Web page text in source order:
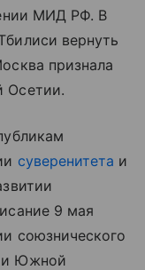
МИД РФ. В
вернуть
признала
Осетии.
суверенитета и
9 мая
союзнического
и Южной